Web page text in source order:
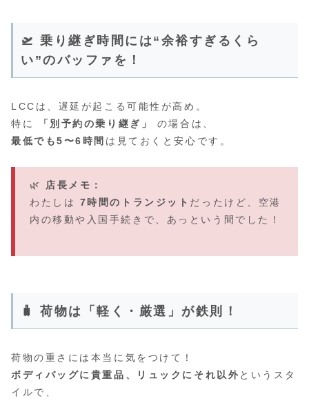
🛫 乗り継ぎ時間には“余裕すぎるくら
い”のバッファを！
LCCは、遅延が起こる可能性が高め。
特に
「別予約の乗り継ぎ」
の場合は、
最低でも5〜6時間 は見ておくと安心です。
🌿 店長メモ：
わたしは 7時間のトランジット だったけど、空港
内の移動や入国手続きで、あっという間でした！
🧳 荷物は「軽く・厳選」が鉄則！
荷物の重さには本当に気をつけて！
ボディバッグに貴重品、リュックにそれ以外というスタ
イルで、